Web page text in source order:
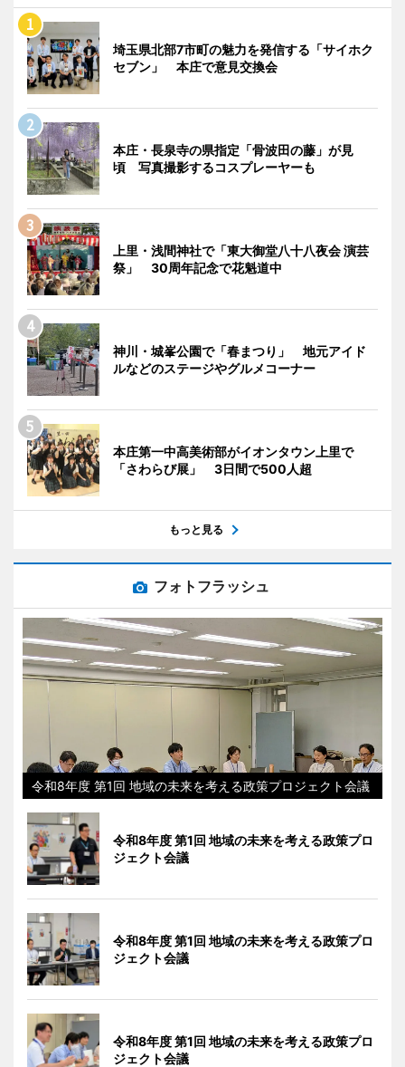
埼玉県北部7市町の魅力を発信する「サイホク
セブン」 本庄で意見交換会
本庄・長泉寺の県指定「骨波田の藤」が見
頃 写真撮影するコスプレーヤーも
上里・浅間神社で「東大御堂八十八夜会 演芸
祭」 30周年記念で花魁道中
神川・城峯公園で「春まつり」 地元アイド
ルなどのステージやグルメコーナー
本庄第一中高美術部がイオンタウン上里で
「さわらび展」 3日間で500人超
もっと見る
フォトフラッシュ
令和8年度 第1回 地域の未来を考える政策プロジェクト会議
令和8年度 第1回 地域の未来を考える政策プロ
ジェクト会議
令和8年度 第1回 地域の未来を考える政策プロ
ジェクト会議
令和8年度 第1回 地域の未来を考える政策プロ
ジェクト会議